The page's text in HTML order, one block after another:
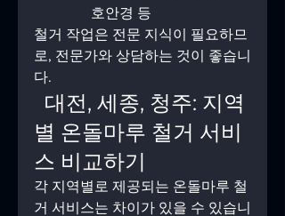
호안경 등
철거 작업은 전문 지식이 필요하므
로, 전문가와 상담하는 것이 좋습니
다.
별 온돌마루 철거 서비
스 비교하기
각 지역별로 제공되는 온돌마루 철
거 서비스는 차이가 있을 수 있습니